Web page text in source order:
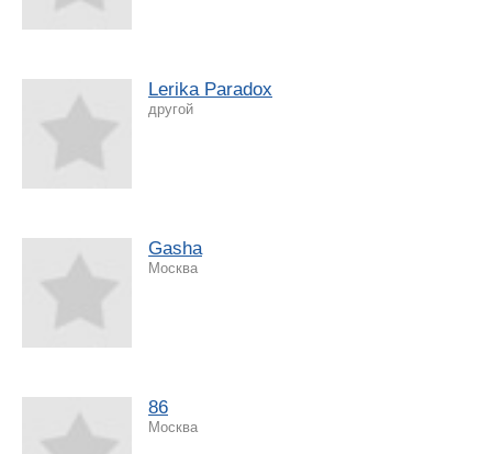
Lerika Paradox
другой
Gasha
Москва
86
Москва